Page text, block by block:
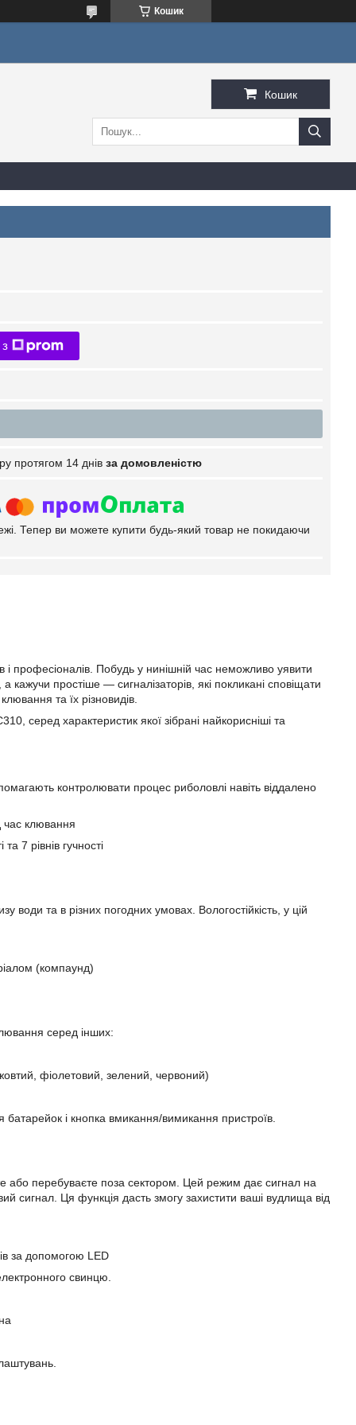
Кошик
Кошик
протягом 14 днів за домовленістю
Тепер ви можете купити будь-який товар не покидаючи
професіоналів. Побудь у нинішній час неможливо уявити
простіше — сигналізаторів, які покликані сповіщати
та їх різновидів.
серед характеристик якої зібрані найкорисніші та
контролювати процес риболовлі навіть віддалено
час клювання
7 рівнів гучності
води та в різних погодних умовах. Вологостійкість, у цій
(компаунд)
серед інших:
фіолетовий, зелений, червоний)
і кнопка вмикання/вимикання пристроїв.
або перебуваєте поза сектором. Цей режим дає сигнал на
сигнал. Ця функція дасть змогу захистити ваші вудлища від
за допомогою LED
свинцю.